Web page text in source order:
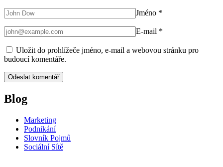
Jméno *
E-mail *
Uložit do prohlížeče jméno, e-mail a webovou stránku pro
budoucí komentáře.
Blog
Marketing
Podnikání
Slovník Pojmů
Sociální Sítě